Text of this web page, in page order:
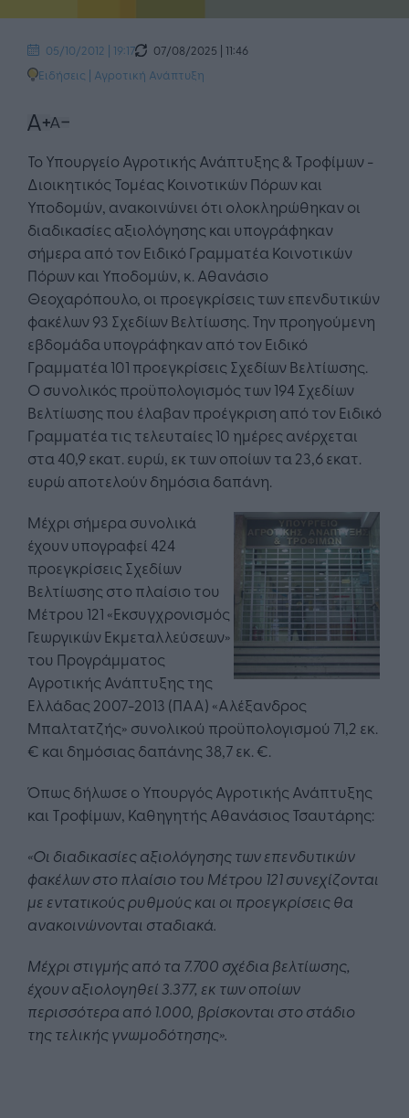
05/10/2012 | 19:17
07/08/2025 | 11:46
Ειδήσεις | Αγροτική Ανάπτυξη
Το Υπουργείο Αγροτικής Ανάπτυξης & Τροφίμων -
Διοικητικός Τομέας Κοινοτικών Πόρων και
Υποδομών, ανακοινώνει ότι ολοκληρώθηκαν οι
διαδικασίες αξιολόγησης και υπογράφηκαν
σήμερα από τον Ειδικό Γραμματέα Κοινοτικών
Πόρων και Υποδομών, κ. Αθανάσιο
Θεοχαρόπουλο, οι προεγκρίσεις των επενδυτικών
φακέλων 93 Σχεδίων Βελτίωσης. Την προηγούμενη
εβδομάδα υπογράφηκαν από τον Ειδικό
Γραμματέα 101 προεγκρίσεις Σχεδίων Βελτίωσης.
Ο συνολικός προϋπολογισμός των 194 Σχεδίων
Βελτίωσης που έλαβαν προέγκριση από τον Ειδικό
Γραμματέα τις τελευταίες 10 ημέρες ανέρχεται
στα 40,9 εκατ. ευρώ, εκ των οποίων τα 23,6 εκατ.
ευρώ αποτελούν δημόσια δαπάνη.
Μέχρι σήμερα συνολικά
έχουν υπογραφεί 424
προεγκρίσεις Σχεδίων
Βελτίωσης στο πλαίσιο του
Μέτρου 121 «Εκσυγχρονισμός
Γεωργικών Εκμεταλλεύσεων»
του Προγράμματος
Αγροτικής Ανάπτυξης της
Ελλάδας 2007-2013 (ΠΑΑ) «Αλέξανδρος
Μπαλτατζής» συνολικού προϋπολογισμού 71,2 εκ.
€ και δημόσιας δαπάνης 38,7 εκ. €.
Όπως δήλωσε ο Υπουργός Αγροτικής Ανάπτυξης
και Τροφίμων, Καθηγητής Αθανάσιος Τσαυτάρης:
«Οι διαδικασίες αξιολόγησης των επενδυτικών
φακέλων στο πλαίσιο του Μέτρου 121 συνεχίζονται
με εντατικούς ρυθμούς και οι προεγκρίσεις θα
ανακοινώνονται σταδιακά.
Μέχρι στιγμής από τα 7.700 σχέδια βελτίωσης,
έχουν αξιολογηθεί 3.377, εκ των οποίων
περισσότερα από 1.000, βρίσκονται στο στάδιο
της τελικής γνωμοδότησης».